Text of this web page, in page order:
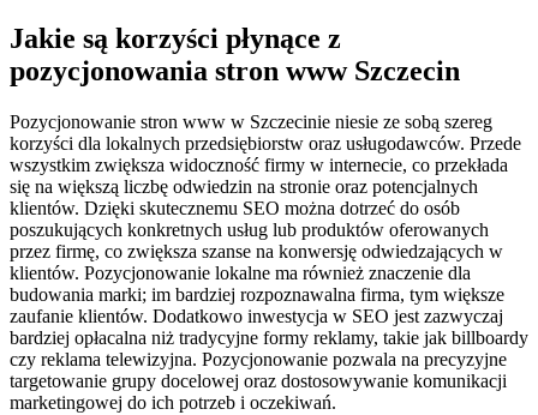
Jakie są korzyści płynące z
pozycjonowania stron www Szczecin
Pozycjonowanie stron www w Szczecinie niesie ze sobą szereg
korzyści dla lokalnych przedsiębiorstw oraz usługodawców. Przede
wszystkim zwiększa widoczność firmy w internecie, co przekłada
się na większą liczbę odwiedzin na stronie oraz potencjalnych
klientów. Dzięki skutecznemu SEO można dotrzeć do osób
poszukujących konkretnych usług lub produktów oferowanych
przez firmę, co zwiększa szanse na konwersję odwiedzających w
klientów. Pozycjonowanie lokalne ma również znaczenie dla
budowania marki; im bardziej rozpoznawalna firma, tym większe
zaufanie klientów. Dodatkowo inwestycja w SEO jest zazwyczaj
bardziej opłacalna niż tradycyjne formy reklamy, takie jak billboardy
czy reklama telewizyjna. Pozycjonowanie pozwala na precyzyjne
targetowanie grupy docelowej oraz dostosowywanie komunikacji
marketingowej do ich potrzeb i oczekiwań.